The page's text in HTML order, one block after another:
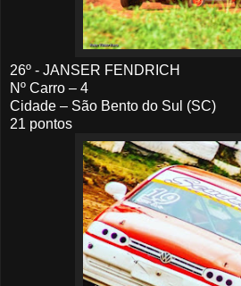
26º - JANSER FENDRICH
Nº Carro – 4
Cidade – São Bento do Sul (SC)
21 pontos